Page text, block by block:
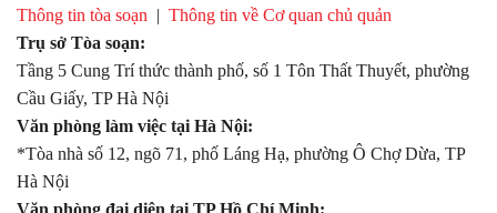
Thông tin tòa soạn | Thông tin về Cơ quan chủ quản
Trụ sở Tòa soạn:
Tầng 5 Cung Trí thức thành phố, số 1 Tôn Thất Thuyết, phường
Cầu Giấy, TP Hà Nội
Văn phòng làm việc tại Hà Nội:
*Tòa nhà số 12, ngõ 71, phố Láng Hạ, phường Ô Chợ Dừa, TP
Hà Nội
Văn phòng đại diện tại TP Hồ Chí Minh: